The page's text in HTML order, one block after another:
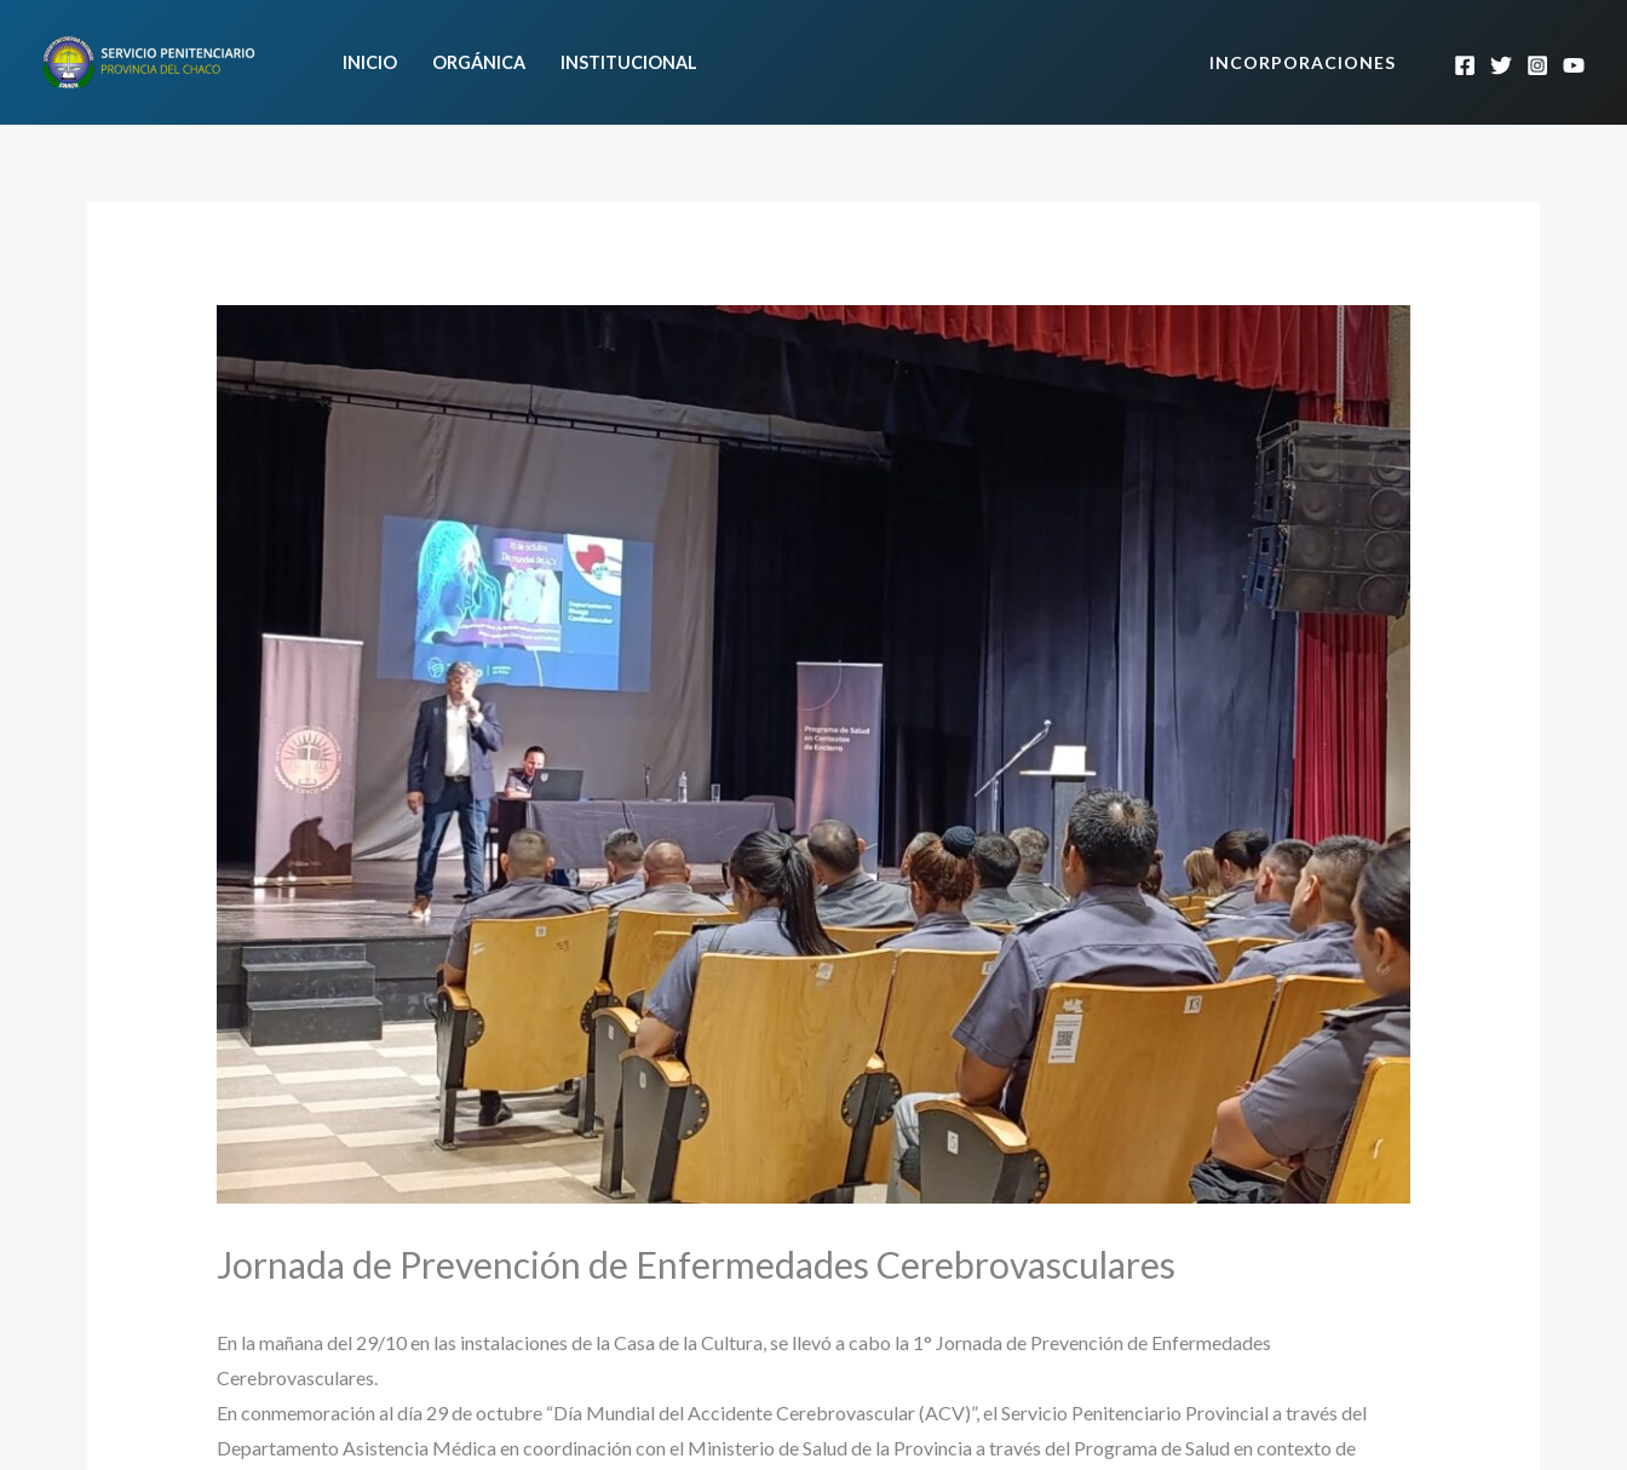
contenido
INICIO ORGÁNICA INSTITUCIONAL INCORPORACIONES
Jornada de Prevención de Enfermedades Cerebrovasculares
En la mañana del 29/10 en las instalaciones de la Casa de la Cultura, se llevó a cabo la 1° Jornada de Prevención de Enfermedades
Cerebrovasculares.
En conmemoración al día 29 de octubre “Día Mundial del Accidente Cerebrovascular (ACV)”, el Servicio Penitenciario Provincial a través del
Departamento Asistencia Médica en coordinación con el Ministerio de Salud de la Provincia a través del Programa de Salud en contexto de